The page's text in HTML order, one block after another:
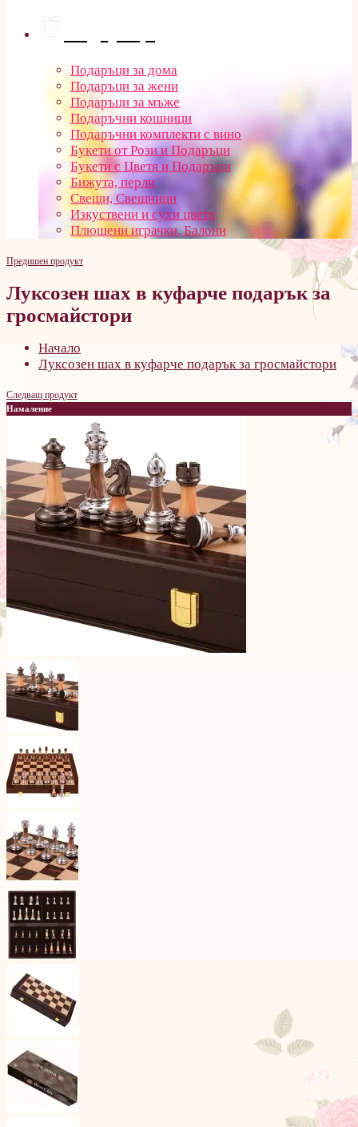
Подаръци за дома
Подаръци за жени
Подаръци за мъже
Подаръчни кошници
Подаръчни комплекти с вино
Букети от Рози и Подаръци
Букети с Цветя и Подаръци
Бижута, перли
Свещи, Свещници
Изкуствени и сухи цветя
Плюшени играчки, Балони
Предишен продукт
Луксозен шах в куфарче подарък за
гросмайстори
Начало
Луксозен шах в куфарче подарък за гросмайстори
Следващ продукт
Намаление